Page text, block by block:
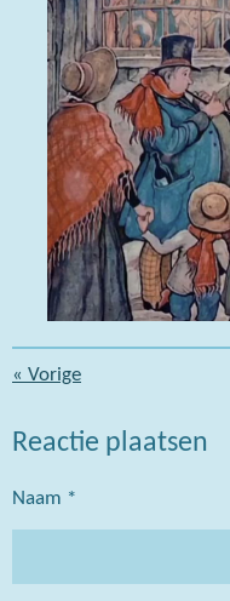
« Vorige
Reactie plaatsen
Naam *